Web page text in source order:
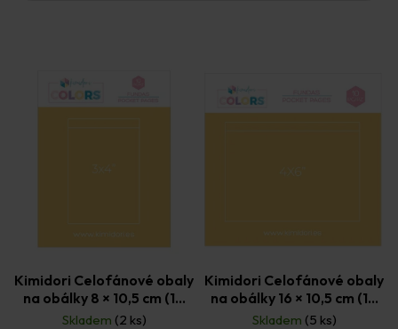
Kimidori Celofánové obaly
na obálky 8 × 10,5 cm (10
ks)
Skladem (2 ks)
Kimidori Celofánové obaly
na obálky 16 × 10,5 cm (10
ks)
Skladem (5 ks)